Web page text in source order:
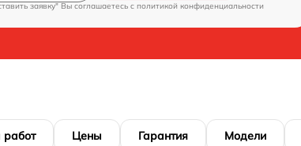
заявку" Вы соглашаетесь c политикой конфиденциальности
Цены Гарантия Модели